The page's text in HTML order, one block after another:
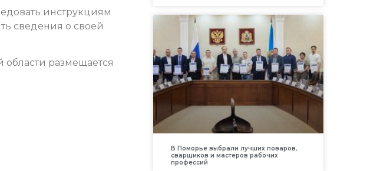
инструкциям
сведения о своей
размещается
В Поморье выбрали лучших поваров,
сварщиков и мастеров рабочих
профессий